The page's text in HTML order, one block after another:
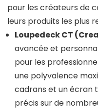
pour les créateurs de
leurs produits les plus
Loupedeck CT
avancée et
pour les
une polyvalence
cadrans et un écran
précis sur de